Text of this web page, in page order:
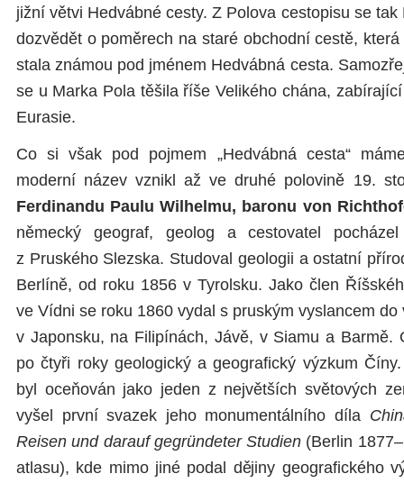
jižní větvi Hedvábné cesty. Z Polova cestopisu se
dozvědět o poměrech na staré obchodní cestě,
stala známou pod jménem Hedvábná cesta.
se u Marka Pola těšila říše Velikého chána,
Eurasie.
Co si však pod pojmem „Hedvábná cesta“
moderní název vznikl až ve druhé polovině 19.
Ferdinandu Paulu Wilhelmu, baronu von
německý geograf, geolog a cestovatel
z Pruského Slezska. Studoval geologii a ostatní
Berlíně, od roku 1856 v Tyrolsku. Jako člen
ve Vídni se roku 1860 vydal s pruským vyslancem
v Japonsku, na Filipínách, Jávě, v Siamu a Barmě.
po čtyři roky geologický a geografický výzkum
byl oceňován jako jeden z největších světových
vyšel první svazek jeho monumentálního díla
Reisen und darauf gegründeter Studien (Berlin
atlasu), kde mimo jiné podal dějiny geografického